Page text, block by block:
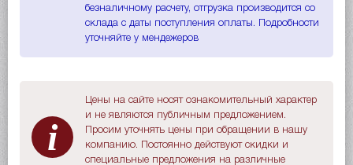
безналичному расчету, отгрузка производится со
склада с даты поступления оплаты. Подробности
уточняйте у мендежеров
i
Цены на сайте носят ознакомительный характер
и не являются публичным предложением.
Просим уточнять цены при обращении в нашу
компанию. Постоянно действуют скидки и
специальные предложения на различные